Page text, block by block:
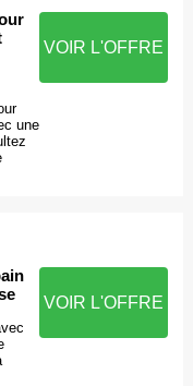
une
VOIR L'OFFRE
VOIR L'OFFRE